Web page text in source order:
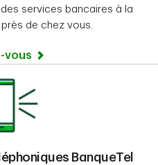
services bancaires à la
de chez vous.
vous
BanqueTel